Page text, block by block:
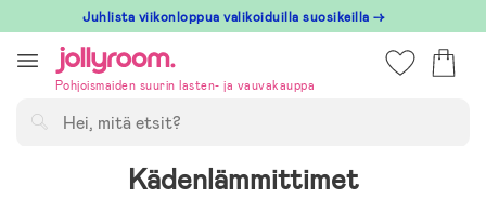
till
innehållet
Juhlista viikonloppua valikoiduilla suosikeilla →
Pohjoismaiden suurin lasten- ja vauvakauppa
Kädenlämmittimet